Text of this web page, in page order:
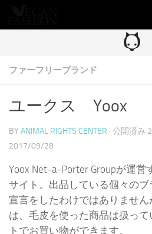
ファーフリーブランド
ユークス Yoox
BY ANIMAL RIGHTS CENTER · 公開済み
2017/09/28
Yoox Net-a-Porter Groupが運営
サイト。出品している個々の
宣言をしたわけではありませ
は、毛皮を使った商品は扱っ
トでお買い物ができます。